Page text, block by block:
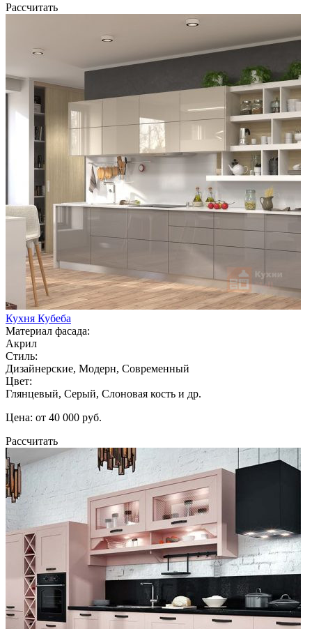
Рассчитать
Кухня Кубеба
Материал фасада:
Акрил
Стиль:
Дизайнерские, Модерн, Современный
Цвет:
Глянцевый, Серый, Слоновая кость и др.
Цена: от 40 000 руб.
Рассчитать